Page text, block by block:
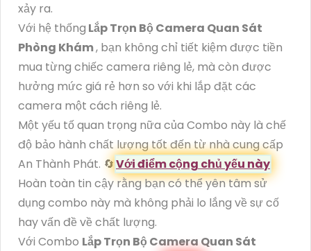
xảy ra.
Với hệ thống Lắp Trọn Bộ Camera Quan Sát
Phòng Khám, bạn không chỉ tiết kiệm được tiền
mua từng chiếc camera riêng lẻ, mà còn được
hưởng mức giá rẻ hơn so với khi lắp đặt các
camera một cách riêng lẻ.
Một yếu tố quan trọng nữa của Combo này là chế
độ bảo hành chất lượng tốt đến từ nhà cung cấp
An Thành Phát. 🔄Với điểm cộng chủ yếu này
Hoàn toàn tin cậy rằng bạn có thể yên tâm sử
dụng combo này mà không phải lo lắng về sự cố
hay vấn đề về chất lượng.
Với Combo Lắp Trọn Bộ Camera Quan Sát